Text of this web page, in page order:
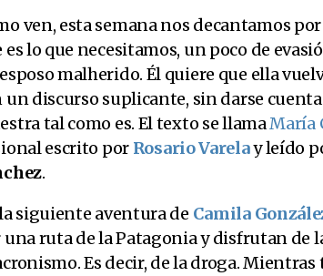
ven, esta semana nos decantamos
es lo que necesitamos, un poco de
malherido. Él quiere que ella
un discurso suplicante, sin darse
tal como es. El texto se llamaMaría
escrito por Rosario Varelay leído
.
siguiente aventura de Camila
una ruta de la Patagonia y disfrutan de
Es decir, de la droga.